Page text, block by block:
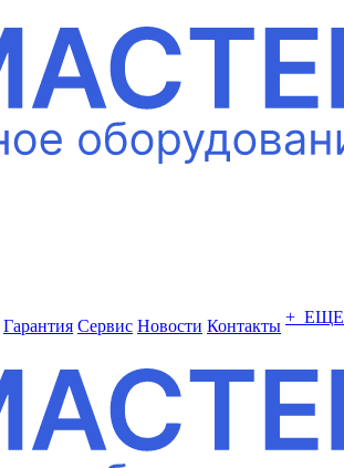
Гарантия Сервис Новости Контакты + ЕЩЕ